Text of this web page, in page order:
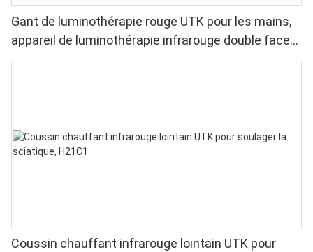
Gant de luminothérapie rouge UTK pour les mains,
appareil de luminothérapie infrarouge double face
pour soulager les douleurs aux doigts et aux
Coussin chauffant infrarouge lointain UTK pour